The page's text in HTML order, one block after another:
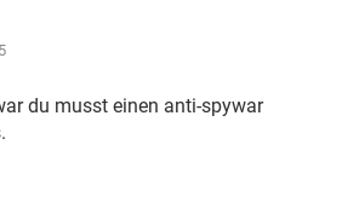
du musst einen anti-spywar